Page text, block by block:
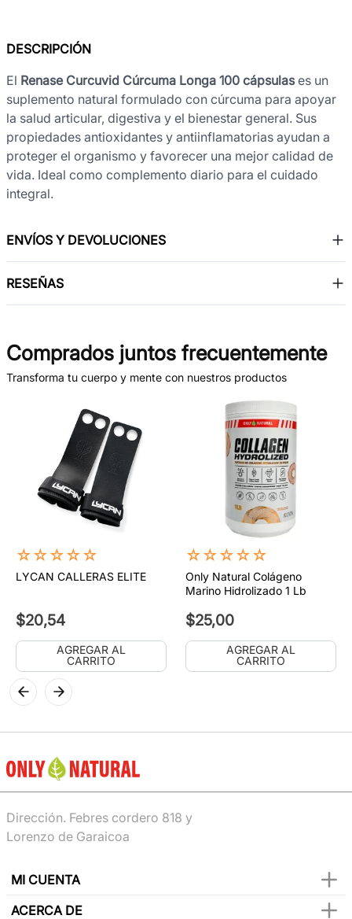
DESCRIPCIÓN
El Renase Curcuvid Cúrcuma Longa 100 cápsulases un
suplemento natural formulado con cúrcuma para apoyar
la salud articular, digestiva y el bienestar general. Sus
propiedades antioxidantes y antiinflamatorias ayudan a
proteger el organismo y favorecer una mejor calidad de
vida. Ideal como complemento diario para el cuidado
integral.
ENVÍOS Y DEVOLUCIONES
RESEÑAS
Comprados juntos frecuentemente
Transforma tu cuerpo y mente con nuestros productos
☆☆☆☆☆
LYCAN CALLERAS ELITE
$20,54
AGREGAR AL
CARRITO
☆☆☆☆☆
Only Natural Colágeno
Marino Hidrolizado 1 Lb
$25,00
AGREGAR AL
CARRITO
Dirección. Febres cordero 818 y
Lorenzo de Garaicoa
MI CUENTA
ACERCA DE